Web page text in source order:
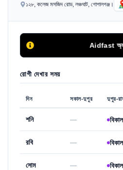
১২৮, কলেজ মসজিদ রোড, লঞ্চঘাট, গোপালগঞ্জ।
Aidfast অ্যাপ
রোগী দেখার সময়
দিন সকাল-দুপুর দুপুর-
শনি —
রবি —
সোম —